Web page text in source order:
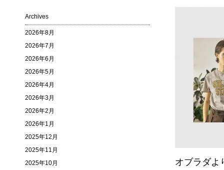
Archives
2026年8月
2026年7月
2026年6月
2026年5月
2026年4月
2026年3月
2026年2月
2026年1月
2025年12月
2025年11月
2025年10月
オブラダよ